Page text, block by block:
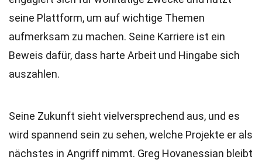
seine Plattform, um auf wichtige Themen
aufmerksam zu machen. Seine Karriere ist ein
Beweis dafür, dass harte Arbeit und Hingabe sich
auszahlen.
Seine Zukunft sieht vielversprechend aus, und es
wird spannend sein zu sehen, welche Projekte er als
nächstes in Angriff nimmt. Greg Hovanessian bleibt